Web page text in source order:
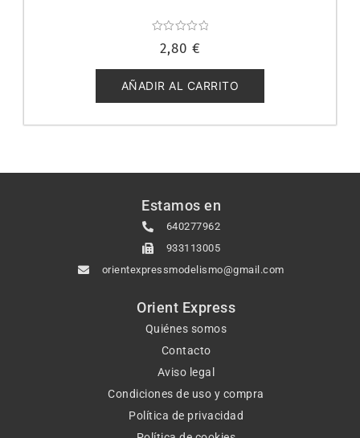
con
de
5
2,80 €
AÑADIR AL CARRITO
Estamos en
640277962
933113005
orientexpressmodelismo@gmail.com
Orient Express
Quiénes somos
Contacto
Aviso legal
Condiciones de uso y compra
Política de privacidad